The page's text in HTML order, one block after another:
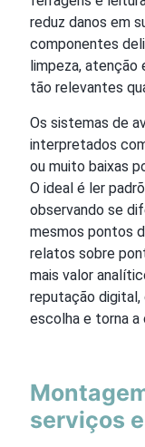
reduz danos em
componentes
limpeza, atenção
tão relevantes
Os sistemas de
interpretados
ou muito baixas
O ideal é ler
observando se
mesmos pontos
relatos sobre
mais valor
reputação digital,
escolha e torna
serviços